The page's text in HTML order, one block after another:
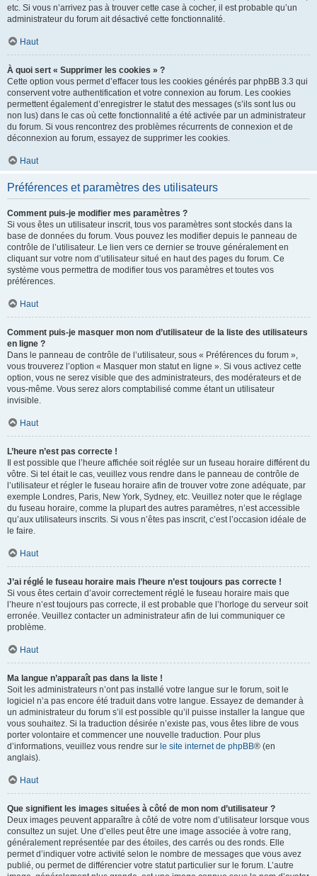
etc. Si vous n’arrivez pas à trouver cette case à cocher, il est probable qu’un
administrateur du forum ait désactivé cette fonctionnalité.
Haut
À quoi sert « Supprimer les cookies » ?
Cette option vous permet d’effacer tous les cookies générés par phpBB 3.3 qui
conservent votre authentification et votre connexion au forum. Les cookies
permettent également d’enregistrer le statut des messages (s’ils sont lus ou
non lus) dans le cas où cette fonctionnalité a été activée par un administrateur
du forum. Si vous rencontrez des problèmes récurrents de connexion et de
déconnexion au forum, essayez de supprimer les cookies.
Haut
Préférences et paramètres des utilisateurs
Comment puis-je modifier mes paramètres ?
Si vous êtes un utilisateur inscrit, tous vos paramètres sont stockés dans la
base de données du forum. Vous pouvez les modifier depuis le panneau de
contrôle de l’utilisateur. Le lien vers ce dernier se trouve généralement en
cliquant sur votre nom d’utilisateur situé en haut des pages du forum. Ce
système vous permettra de modifier tous vos paramètres et toutes vos
préférences.
Haut
Comment puis-je masquer mon nom d’utilisateur de la liste des utilisateurs
en ligne ?
Dans le panneau de contrôle de l’utilisateur, sous « Préférences du forum »,
vous trouverez l’option « Masquer mon statut en ligne ». Si vous activez cette
option, vous ne serez visible que des administrateurs, des modérateurs et de
vous-même. Vous serez alors comptabilisé comme étant un utilisateur
invisible.
Haut
L’heure n’est pas correcte !
Il est possible que l’heure affichée soit réglée sur un fuseau horaire différent du
vôtre. Si tel était le cas, veuillez vous rendre dans le panneau de contrôle de
l’utilisateur et régler le fuseau horaire afin de trouver votre zone adéquate, par
exemple Londres, Paris, New York, Sydney, etc. Veuillez noter que le réglage
du fuseau horaire, comme la plupart des autres paramètres, n’est accessible
qu’aux utilisateurs inscrits. Si vous n’êtes pas inscrit, c’est l’occasion idéale de
le faire.
Haut
J’ai réglé le fuseau horaire mais l’heure n’est toujours pas correcte !
Si vous êtes certain d’avoir correctement réglé le fuseau horaire mais que
l’heure n’est toujours pas correcte, il est probable que l’horloge du serveur soit
erronée. Veuillez contacter un administrateur afin de lui communiquer ce
problème.
Haut
Ma langue n’apparaît pas dans la liste !
Soit les administrateurs n’ont pas installé votre langue sur le forum, soit le
logiciel n’a pas encore été traduit dans votre langue. Essayez de demander à
un administrateur du forum s’il est possible qu’il puisse installer la langue que
vous souhaitez. Si la traduction désirée n’existe pas, vous êtes libre de vous
porter volontaire et commencer une nouvelle traduction. Pour plus
d’informations, veuillez vous rendre sur le site internet de phpBB® (en
anglais).
Haut
Que signifient les images situées à côté de mon nom d’utilisateur ?
Deux images peuvent apparaître à côté de votre nom d’utilisateur lorsque vous
consultez un sujet. Une d’elles peut être une image associée à votre rang,
généralement représentée par des étoiles, des carrés ou des ronds. Elle
permet d’indiquer votre activité selon le nombre de messages que vous avez
publié, ou permet de différencier votre statut particulier sur le forum. L’autre